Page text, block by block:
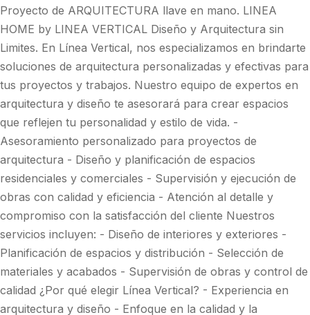
Proyecto de ARQUITECTURA llave en mano. LINEA
HOME by LINEA VERTICAL Diseño y Arquitectura sin
Limites. En Línea Vertical, nos especializamos en brindarte
soluciones de arquitectura personalizadas y efectivas para
tus proyectos y trabajos. Nuestro equipo de expertos en
arquitectura y diseño te asesorará para crear espacios
que reflejen tu personalidad y estilo de vida. -
Asesoramiento personalizado para proyectos de
arquitectura - Diseño y planificación de espacios
residenciales y comerciales - Supervisión y ejecución de
obras con calidad y eficiencia - Atención al detalle y
compromiso con la satisfacción del cliente Nuestros
servicios incluyen: - Diseño de interiores y exteriores -
Planificación de espacios y distribución - Selección de
materiales y acabados - Supervisión de obras y control de
calidad ¿Por qué elegir Línea Vertical? - Experiencia en
arquitectura y diseño - Enfoque en la calidad y la